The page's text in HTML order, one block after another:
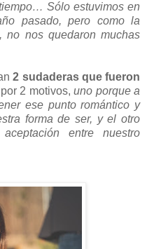
Sólo estuvimos en
pasado, pero como la
no nos quedaron muchas
2 sudaderas que fueron
2 motivos,uno porque a
ese punto romántico y
forma de ser, y el otro
entre nuestro